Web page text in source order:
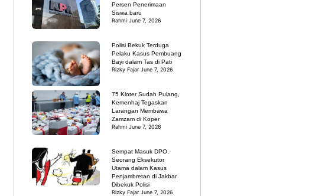
Persen Penerimaan
Siswa baru
Rahmi June 7, 2026
Polisi Bekuk Terduga
Pelaku Kasus Pembuang
Bayi dalam Tas di Pati
Rizky FajarJune 7, 2026
75 Kloter Sudah Pulang,
Kemenhaj Tegaskan
Larangan Membawa
Zamzam di Koper
Rahmi June 7, 2026
Sempat Masuk DPO,
Seorang Eksekutor
Utama dalam Kasus
Penjambretan di Jakbar
Dibekuk Polisi
Rizky FajarJune 7, 2026